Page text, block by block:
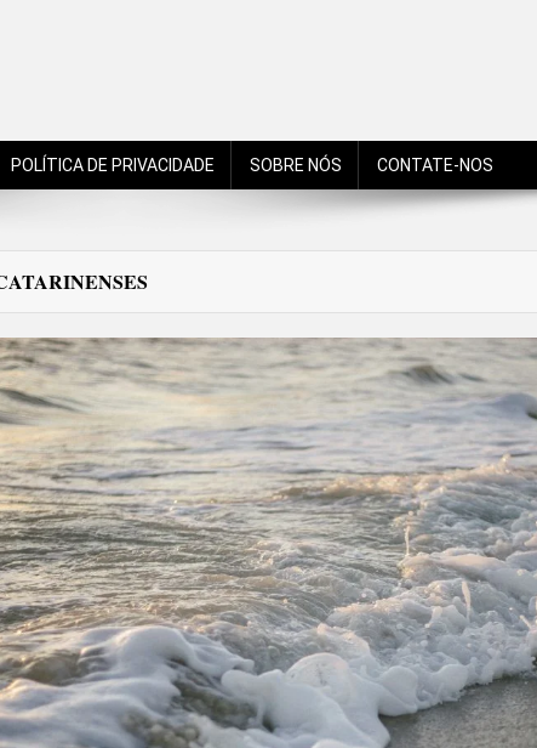
POLÍTICA DE PRIVACIDADE SOBRE NÓS CONTATE-NOS